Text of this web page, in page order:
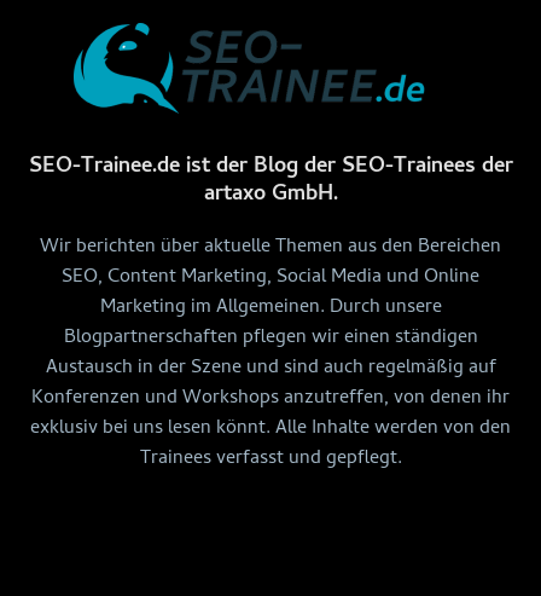
SEO-Trainee.de ist der Blog der SEO-Trainees der
artaxo GmbH.
Wir berichten über aktuelle Themen aus den Bereichen
SEO, Content Marketing, Social Media und Online
Marketing im Allgemeinen. Durch unsere
Blogpartnerschaften pflegen wir einen ständigen
Austausch in der Szene und sind auch regelmäßig auf
Konferenzen und Workshops anzutreffen, von denen ihr
exklusiv bei uns lesen könnt. Alle Inhalte werden von den
Trainees verfasst und gepflegt.